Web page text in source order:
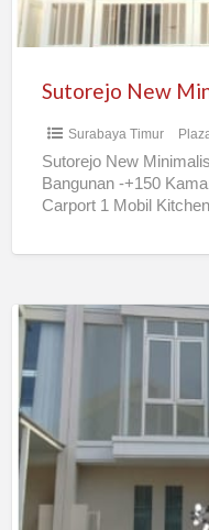
Surabaya Timur
Sutorejo New
Bangunan -+150
Carport 1 Mobil
Pakuwon
City
Rumah
2M-
an